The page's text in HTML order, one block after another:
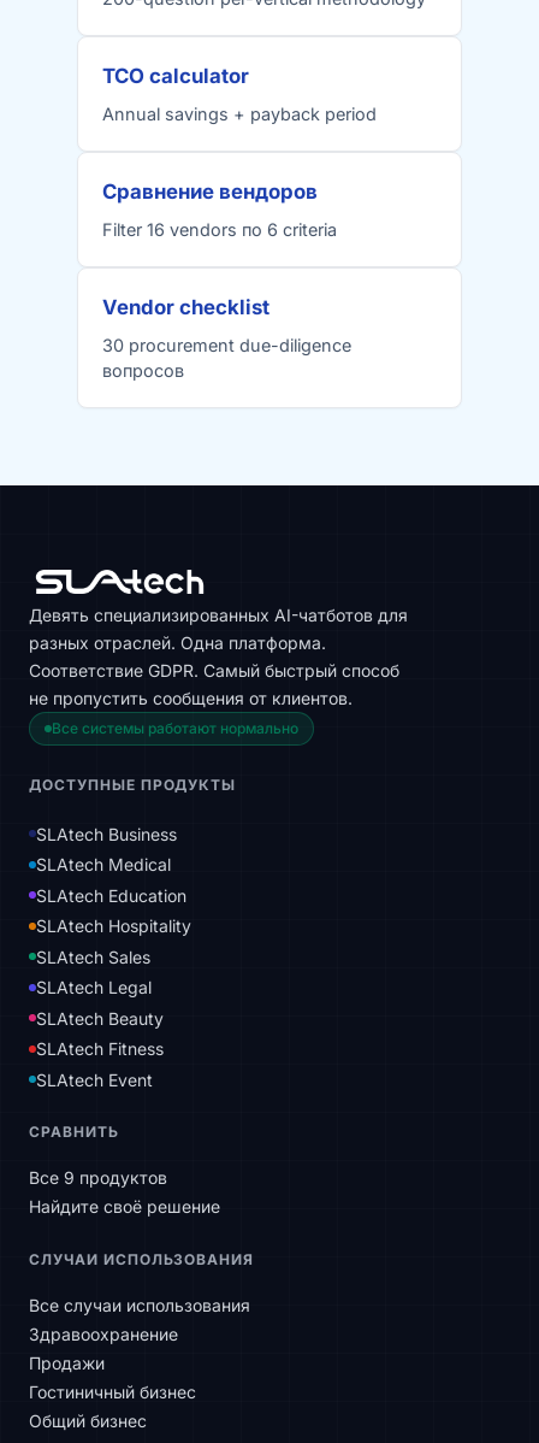
TCO calculator
Annual savings + payback period
Сравнение вендоров
Filter 16 vendors по 6 criteria
Vendor checklist
30 procurement due-diligence
вопросов
Девять специализированных AI-чатботов для
разных отраслей. Одна платформа.
Соответствие GDPR. Самый быстрый способ
не пропустить сообщения от клиентов.
Все системы работают нормально
ДОСТУПНЫЕ ПРОДУКТЫ
SLAtech Business
SLAtech Medical
SLAtech Education
SLAtech Hospitality
SLAtech Sales
SLAtech Legal
SLAtech Beauty
SLAtech Fitness
SLAtech Event
СРАВНИТЬ
Все 9 продуктов
Найдите своё решение
СЛУЧАИ ИСПОЛЬЗОВАНИЯ
Все случаи использования
Здравоохранение
Продажи
Гостиничный бизнес
Общий бизнес